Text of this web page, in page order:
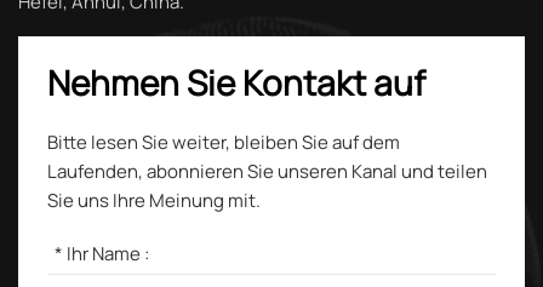
Nehmen Sie Kontakt auf
Bitte lesen Sie weiter, bleiben Sie auf dem
Laufenden, abonnieren Sie unseren Kanal und teilen
Sie uns Ihre Meinung mit.